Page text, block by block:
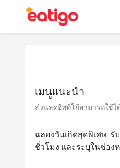
เมนูแนะนำ
ส่วนลดอีททิโก้สามารถใช้ไ
ฉลองวันเกิดสุดพิเศษ:
ชั่วโมง และระบุในช่อง